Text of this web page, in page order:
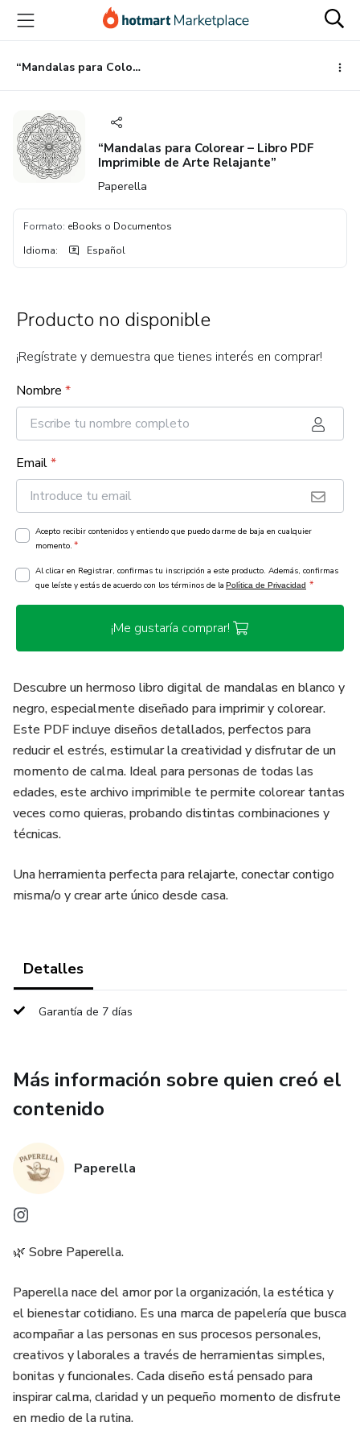
principal
página
de
página
“Mandalas para Colorear – Libro PDF Imprimible de Arte Relajante”
“Mandalas para Colorear – Libro PDF
Imprimible de Arte Relajante”
Paperella
Formato: eBooks o Documentos
Idioma: Español
Producto no disponible
¡Regístrate y demuestra que tienes interés en comprar!
Nombre *
Email*
Acepto recibir contenidos y entiendo que puedo darme de baja en cualquier
momento. *
Al clicar en Registrar, confirmas tu inscripción a este producto. Además, confirmas
que leíste y estás de acuerdo con los términos de la Política de Privacidad *
¡Me gustaría comprar!
Descubre un hermoso libro digital de mandalas en blanco y
negro, especialmente diseñado para imprimir y colorear.
Este PDF incluye diseños detallados, perfectos para
reducir el estrés, estimular la creatividad y disfrutar de un
momento de calma. Ideal para personas de todas las
edades, este archivo imprimible te permite colorear tantas
veces como quieras, probando distintas combinaciones y
técnicas.
Una herramienta perfecta para relajarte, conectar contigo
misma/o y crear arte único desde casa.
Detalles
Garantía de 7 días
Más información sobre quien creó el
contenido
Paperella
🌿 Sobre Paperella.
Paperella nace del amor por la organización, la estética y
el bienestar cotidiano. Es una marca de papelería que busca
acompañar a las personas en sus procesos personales,
creativos y laborales a través de herramientas simples,
bonitas y funcionales. Cada diseño está pensado para
inspirar calma, claridad y un pequeño momento de disfrute
en medio de la rutina.